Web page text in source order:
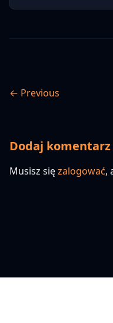
← Previous
Dodaj komentarz
Musisz sięzalogować,